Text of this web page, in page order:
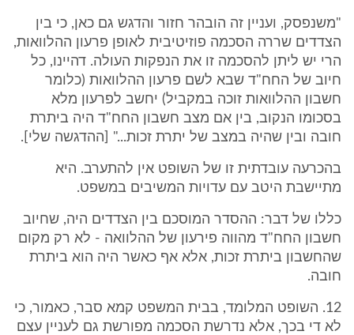
"משנפסק, ועניין זה הובהר חזור והדגש גם כאן, כי בין
הצדדים שררה הסכמה פוזיטיבית לאופן פרעון ההלוואות,
הרי יש ליתן להסכמה זו את הנפקות העולה. דהיינו, כל
חיוב של החח"ד שבא לשם פרעון ההלוואות (כלומר
חשבון ההלוואות זוכה במקביל) יחשב לפרעון מלא
בסכומו הנקוב, בין אם מצב חשבון החח"ד היה ביתרת
חובה ובין שהיה במצב של יתרת זכות..." [ההדגשה שלי].
בהכרעה עובדתית זו של השופט אין להתערב. היא
מתיישבת היטב עם עדויות המשיבים במשפט.
כללו של דבר: ההסדר המוסכם בין הצדדים היה, שחיוב
חשבון החח"ד מהווה פירעון של ההלוואה - לא רק מקום
שהחשבון ביתרת זכות, אלא אף כאשר היה הוא ביתרת
חובה.
12. השופט המלומד, בבית המשפט קמא סבר, כאמור, כי
לא די בכך, אלא נדרשת הסכמה מפורשת גם לעניין עצם